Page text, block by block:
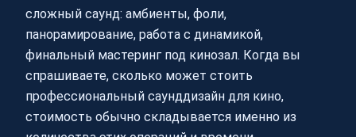
сложный саунд: амбиенты, фоли,
панорамирование, работа с динамикой,
финальный мастеринг под кинозал. Когда вы
спрашиваете, сколько может стоить
профессиональный саунддизайн для кино,
стоимость обычно складывается именно из